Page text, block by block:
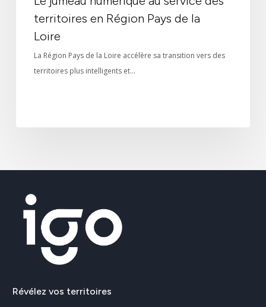
territoires en Région Pays de la
Loire
La Région Pays de la Loire accélère sa transition vers des
territoires plus intelligents et…
Révélez vos territoires